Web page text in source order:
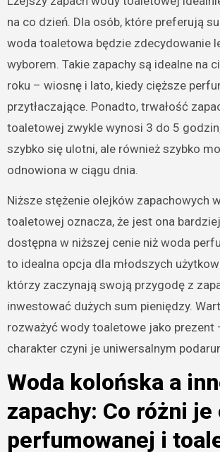
na co dzień. Dla osób, które preferują
woda toaletowa będzie zdecydowanie
wyborem. Takie zapachy są idealne na
roku – wiosnę i lato, kiedy cięższe
przytłaczające. Ponadto, trwałość
toaletowej zwykle wynosi 3 do 5
szybko się ulotni, ale również szybko
odnowiona w ciągu dnia.
Niższe stężenie olejków zapachowych
toaletowej oznacza, że jest ona
dostępna w niższej cenie niż woda
to idealna opcja dla młodszych
którzy zaczynają swoją przygodę z
inwestować dużych sum pieniędzy.
rozważyć wody toaletowe jako prezent
charakter czyni je uniwersalnym
Woda kolońska a
zapachy: Co różni je
perfumowanej i